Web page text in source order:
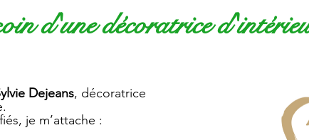
d'une décoratrice
Dejeans, décoratrice
je m’attache :